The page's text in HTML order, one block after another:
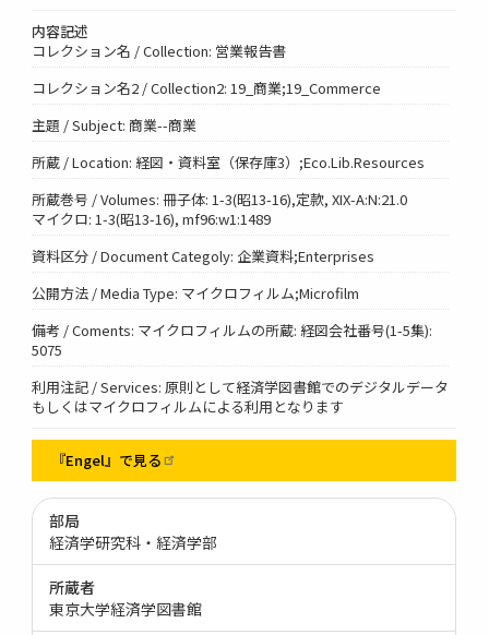
内容記述
コレクション名 / Collection: 営業報告書
コレクション名2 / Collection2: 19_商業;19_Commerce
主題 / Subject: 商業--商業
所蔵 / Location: 経図・資料室（保存庫3）;Eco.Lib.Resources
所蔵巻号 / Volumes: 冊子体: 1-3(昭13-16),定款, XIX-A:N:21.0
マイクロ: 1-3(昭13-16), mf96:w1:1489
資料区分 / Document Categoly: 企業資料;Enterprises
公開方法 / Media Type: マイクロフィルム;Microfilm
備考 / Coments: マイクロフィルムの所蔵: 経図会社番号(1-5集):
5075
利用注記 / Services: 原則として経済学図書館でのデジタルデータ
もしくはマイクロフィルムによる利用となります
『Engel』で見る
部局
経済学研究科・経済学部
所蔵者
東京大学経済学図書館